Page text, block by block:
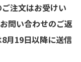
注文はお受けい
問い合わせのご返
月19日以降に送信